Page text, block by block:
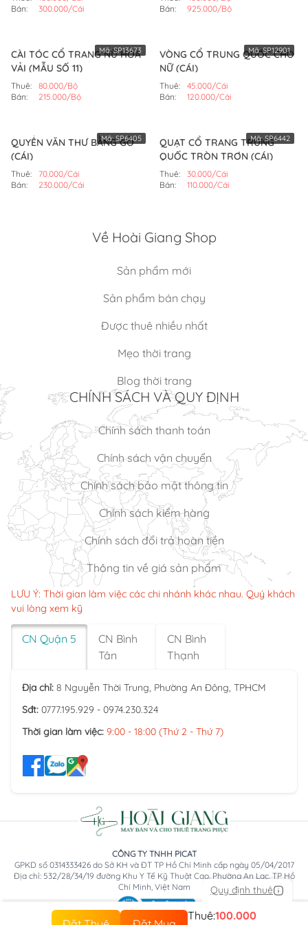
Bán:
300.000/Cái
Bán:
925.000/Bộ
CÀI TÓC CỔ TRANG NỮ HOA
VẢI (MẪU SỐ 11)
Thuê:
80.000/Bộ
Bán:
215.000/Bộ
Mã:SP13673
VÒNG CỔ TRUNG QUỐC CHO
NỮ (CÁI)
Thuê:
45.000/Cái
Bán:
120.000/Cái
Mã:SP12901
QUYỂN VĂN THƯ BẰNG GỖ
(CÁI)
Thuê:
70.000/Cái
Bán:
230.000/Cái
Mã:SP6405
QUẠT CỔ TRANG TRUNG
QUỐC TRÒN TRƠN (CÁI)
Thuê:
30.000/Cái
Bán:
110.000/Cái
Mã:SP6442
Quy định thuê
Thuê:100.000
Về Hoài Giang Shop
Sản phẩm mới
Sản phẩm bán chạy
Được thuê nhiều nhất
Mẹo thời trang
Blog thời trang
CHÍNH SÁCH VÀ QUY ĐỊNH
Chính sách thanh toán
Chính sách vận chuyển
Chính sách bảo mật thông tin
Chính sách kiểm hàng
Chính sách đổi trả hoàn tiền
Thông tin về giá sản phẩm
LƯU Ý: Thời gian làm việc các chi nhánh khác nhau. Quý khách
vui lòng xem kỹ
CN Quận 5
CN Bình
Tân
CN Bình
Thạnh
Địa chỉ: 8 Nguyễn Thời Trung, Phường An Đông, TPHCM
Sđt: 0777.195.929 - 0974.230.324
Thời gian làm việc: 9:00 - 18:00 (Thứ 2 - Thứ 7)
CÔNG TY TNHH PICAT
GPKD số 0314333426 do Sở KH và ĐT TP Hồ Chí Minh cấp ngày 05/04/2017
Địa chỉ: 532/28/34/19 đường Khu Y Tế Kỹ Thuật Cao, Phường An Lạc, TP Hồ
Chí Minh, Việt Nam